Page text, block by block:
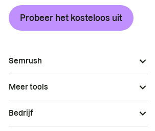
Probeer het kosteloos uit
Semrush
Meer tools
Bedrijf